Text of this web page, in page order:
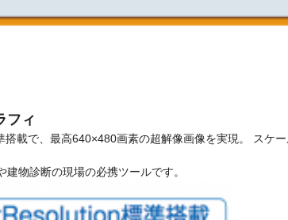
フィ
載で、最高640×480画素の超解像画像を実現。 スケ
物診断の現場の必携ツールです。